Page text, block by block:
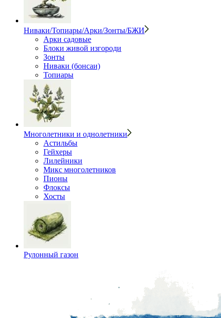
Ниваки/Топиары/Арки/Зонты/БЖИ
Арки садовые
Блоки живой изгороди
Зонты
Ниваки (бонсаи)
Топиары
Многолетники и однолетники
Астильбы
Гейхеры
Лилейники
Микс многолетников
Пионы
Флоксы
Хосты
Рулонный газон